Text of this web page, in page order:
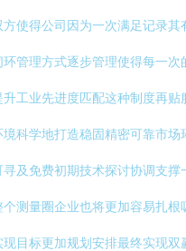
使得公司因为一次满足记录
管理方式逐步管理使得每一
工业先进度匹配这种制度再
科学地打造稳固精密可靠市
及免费初期技术探讨协调支
测量圈企业也将更加容易扎
目标更加规划安排最终实现